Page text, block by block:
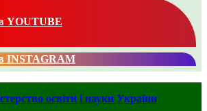
YOUTUBE
INSTAGRAM
освіти і науки України